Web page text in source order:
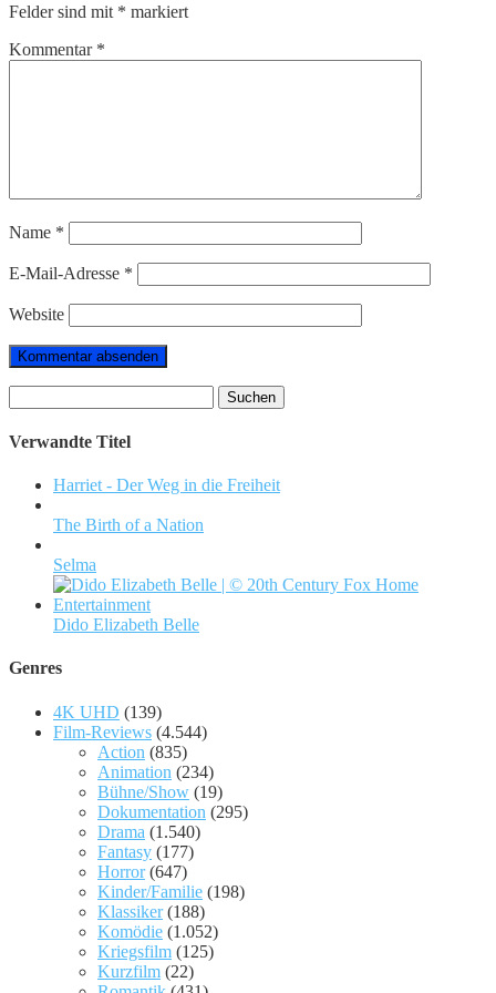
Felder sind mit * markiert
Kommentar *
Name *
E-Mail-Adresse *
Website
nach:
Verwandte Titel
Harriet - Der Weg in die Freiheit
The Birth of a Nation
Selma
Dido Elizabeth Belle
Genres
4K UHD (139)
Film-Reviews (4.544)
Action (835)
Animation (234)
Bühne/Show (19)
Dokumentation (295)
Drama (1.540)
Fantasy (177)
Horror(647)
Kinder/Familie (198)
Klassiker(188)
Komödie (1.052)
Kriegsfilm (125)
Kurzfilm (22)